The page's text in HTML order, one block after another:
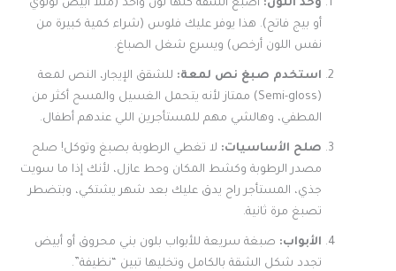
وحد اللون: اصبغ الشقة كلها لون واحد (مثلاً أبيض لؤلؤي
أو بيج فاتح). هذا يوفر عليك فلوس (شراء كمية كبيرة من
نفس اللون أرخص) ويسرع شغل الصباغ.
استخدم صبغ نص لمعة: للشقق الإيجار، النص لمعة
(Semi-gloss) ممتاز لأنه يتحمل الغسيل والمسح أكثر من
المطفي، وهالشي مهم للمستأجرين اللي عندهم أطفال.
صلح الأساسيات: لا تغطي الرطوبة بصبغ وتوكل! صلح
مصدر الرطوبة وكشط المكان وحط عازل، لأنك إذا ما سويت
جذي، المستأجر راح يدق عليك بعد شهر يشتكي، وبتضطر
تصبغ مرة ثانية.
الأبواب: صبغة سريعة للأبواب بلون بني محروق أو أبيض
تجدد شكل الشقة بالكامل وتخليها تبين “نظيفة”.